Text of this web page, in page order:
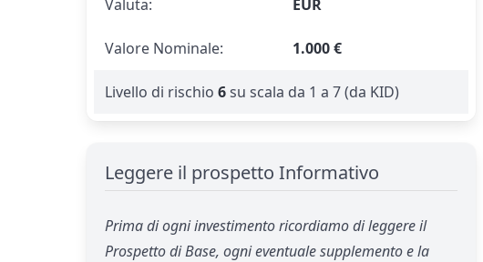
Valuta: EUR
Valore Nominale: 1.000 €
Livello di rischio6su scala da 1 a 7 (da KID)
Leggere il prospetto Informativo
Prima di ogni investimento ricordiamo di leggere il
Prospetto di Base, ogni eventuale supplemento e la